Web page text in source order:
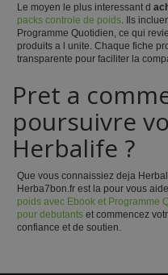
Le moyen le plus interessant d
packs controle de poids. Ils
Programme Quotidien, ce qui
produits a l unite. Chaque fiche
transparente pour faciliter la
Pret a
poursuivre
Herbalife ?
Que vous connaissiez deja
Herba7bon.fr est la pour vous
poids avec Ebook et Programme
pour debutantset commencez
confiance et de soutien.